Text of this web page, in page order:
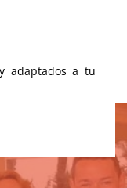
adaptados a tu